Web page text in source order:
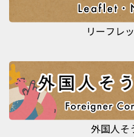
リーフレ
外国人そ